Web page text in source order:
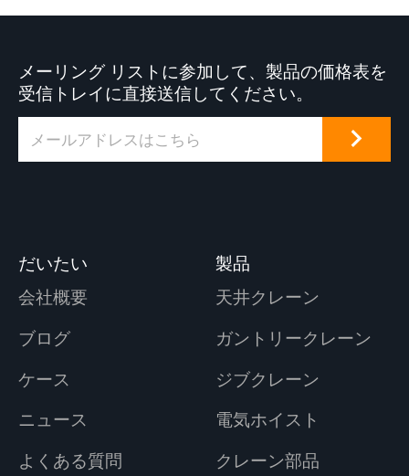
メーリング リストに参加して、製品の価格表を
受信トレイに直接送信してください。
だいたい
会社概要
ブログ
ケース
ニュース
よくある質問
製品
天井クレーン
ガントリークレーン
ジブクレーン
電気ホイスト
クレーン部品